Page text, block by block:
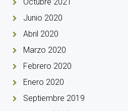
Junio 2020
Abril 2020
Marzo 2020
Febrero 2020
Enero 2020
Septiembre 2019